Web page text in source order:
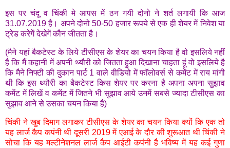
इस पर चंदू व चिंकी मे आपस में ठन गयी दोनो ने शर्त लगायी कि आज
31.07.2019 है। अपने दोनो 50-50 हजार रूपये से एक ही शेयर में निवेश या
ट्रेड करेगें देखेगें कौन जीतता है।
(मैने यहां बैकटेस्ट के लिये टीसीएस के शेयर का चयन किया है वो इसलिये नहीं
है कि मैं कहानी में अपनी थ्यौरी को जितता हुआ दिखाना चाहता हूं वो इसलिये है
कि मैने निफ्टी की दुकान पार्ट 1 वाले वीडियो में फाॅलोवर्स से कमेंट में राय मांगी
थी कि इस थ्यौरी का बैकटेस्ट किस शेयर पर करना है अपना अपना सुझाव
कमेंट में लिखें व कमेंट में जितने भी सुझाव आये उनमें सबसे ज्यादा टीसीएस का
सुझाव आने से उसका चयन किया है)
चिंकी ने खुब दिमाग लगाकर टीसीएस के शेयर का चयन किया क्यों कि एक तो
यह लार्ज कैप कपंनी थी दूसरी 2019 में एआई के दौर की शुरूआत थी चिंकी ने
सोचा कि यह मल्टीनेशनल लार्ज कैप आईटी कपंनी है भविष्य में यह कई गुणा